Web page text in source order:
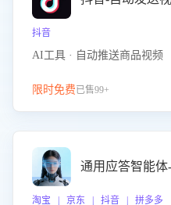
抖音
AI工具 · 自动推送商品视频
限时免费已售99+
通用应答智能
淘宝 | 京东 | 抖音 | 拼多多